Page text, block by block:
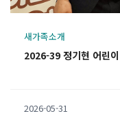
새가족소개
2026-39 정기현 어린이
2026-05-31